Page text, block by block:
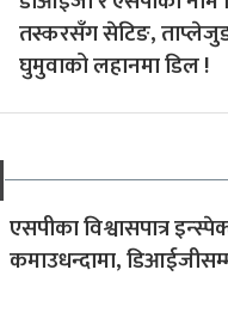
तस्करसँग सेटिङ,
घुमुवाको लहानमा डिल !
एसपीका विश्वासपात्र
कमाउधन्दामा,